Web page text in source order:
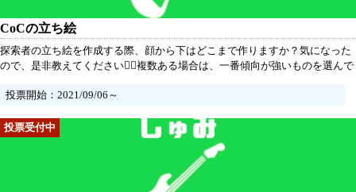
CoCの立ち絵
探索者の立ち絵を作成する際、顔から下はどこまで作りますか？気になった
ので、是非教えてください🙇‍♂️複数ある場合は、一番傾向が強いものを選んで
投票開始：2021/09/06～